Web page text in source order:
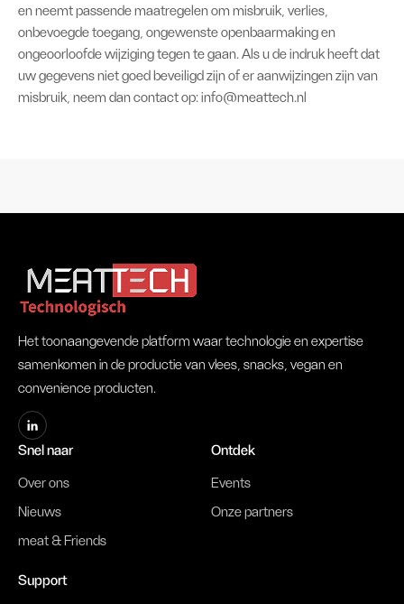
en neemt passende maatregelen om misbruik, verlies,
onbevoegde toegang, ongewenste openbaarmaking en
ongeoorloofde wijziging tegen te gaan. Als u de indruk heeft dat
uw gegevens niet goed beveiligd zijn of er aanwijzingen zijn van
misbruik, neem dan contact op: info@meattech.nl
Het toonaangevende platform waar technologie en expertise
samenkomen in de productie van vlees, snacks, vegan en
convenience producten.
Snel naar
Over ons
Nieuws
meat & Friends
Ontdek
Events
Onze partners
Support